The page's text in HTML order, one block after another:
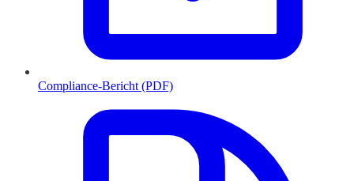
Compliance-Bericht (PDF)